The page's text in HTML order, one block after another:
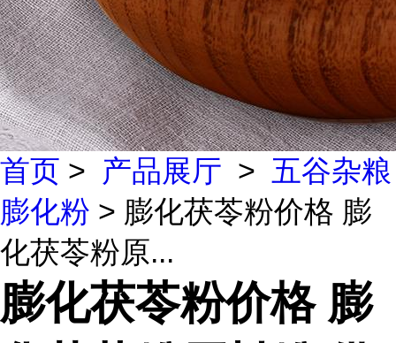
首页 > 产品展厅 > 五谷杂粮
膨化粉 > 膨化茯苓粉价格 膨
化茯苓粉原...
膨化茯苓粉价格 膨